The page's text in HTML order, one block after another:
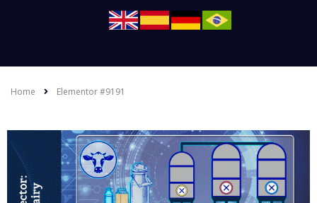
Home Elementor #9191